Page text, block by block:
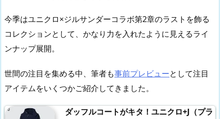
今季はユニクロ×ジルサンダーコラボ第2章のラストを飾る
コレクションとして、かなり力を入れたように見えるライ
ンナップ展開。
世間の注目を集める中、筆者も事前プレビューとして注目
アイテムをいくつかご紹介してきました。
ダッフルコートがキタ！ユニクロ+J（プラ